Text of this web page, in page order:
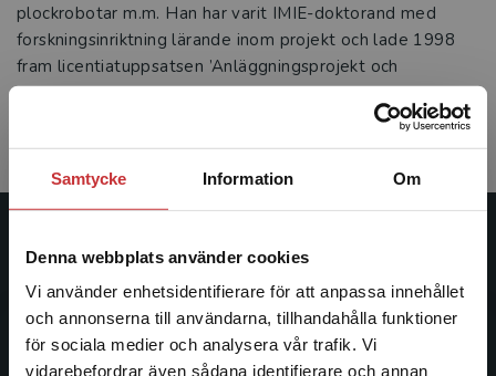
Samtycke Information Om
Denna webbplats använder cookies
Vi använder enhetsidentifierare för att anpassa innehållet
och annonserna till användarna, tillhandahålla funktioner
för sociala medier och analysera vår trafik. Vi
vidarebefordrar även sådana identifierare och annan
Begränsad fraktregion
plockrobotar m.m. Han har varit IMIE-doktorand med
forskningsinriktning lärande inom projekt och lade 1998
fram licentiatuppsatsen ’Anläggningsprojekt och
organisatoriskt lärande’ vid Ekonomiska institutionen,
christian.anderson@digitron.se
Studentlitteratur
Studentlitteratur grundades 1963 och är idag Sveriges
ledande utbildningsförlag. Med läromedel, kurslitteratur,
facklitteratur, utbildningar och digitala